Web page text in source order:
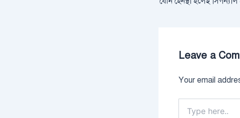
Leave a
Your email
here..